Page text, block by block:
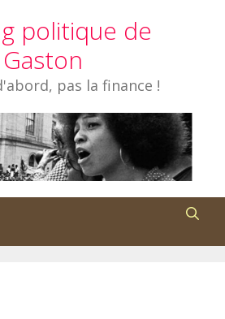
politique de
Gaston
pas la finance !